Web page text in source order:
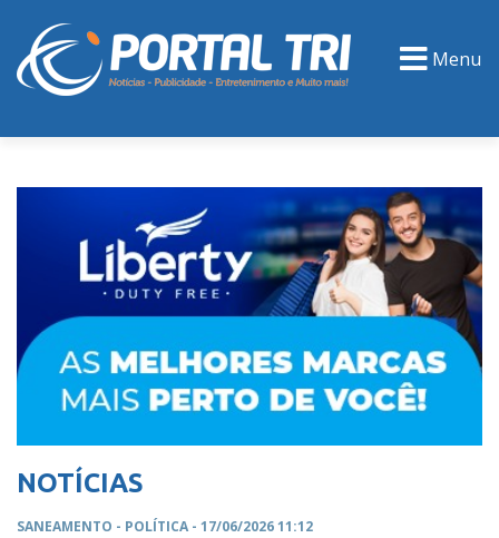
Menu
NOTÍCIAS
SANEAMENTO - POLÍTICA - 17/06/2026 11:12